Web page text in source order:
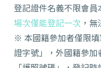
登記證件名義不限會員
場次僅能登記一次 ，
※ 本國籍參加者僅限
證字號」， 外國籍參加